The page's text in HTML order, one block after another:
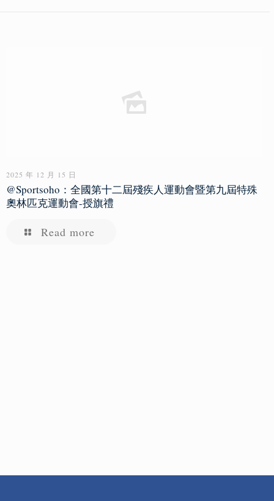
2025 年 12 月 15 日
@Sportsoho：全國第十二屆殘疾人運動會暨第九屆特殊
奧林匹克運動會-授旗禮
Read more